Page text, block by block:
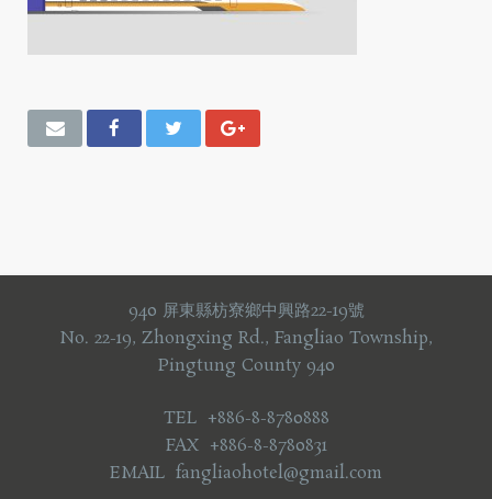
940 屏東縣枋寮鄉中興路22-19號
No. 22-19, Zhongxing Rd., Fangliao Township,
Pingtung County 940
TEL +886-8-8780888
FAX +886-8-8780831
EMAIL fangliaohotel@gmail.com